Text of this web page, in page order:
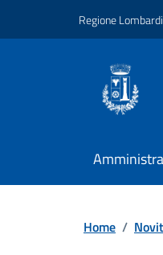
Regione
Home /